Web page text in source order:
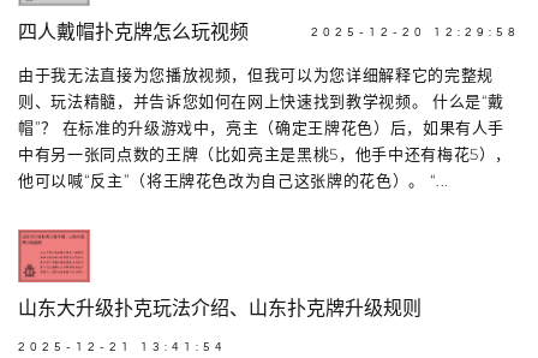
四人戴帽扑克牌怎么玩视频 2025-12-20 12:29:58
由于我无法直接为您播放视频，但我可以为您详细解释它的完整规
则、玩法精髓，并告诉您如何在网上快速找到教学视频。 什么是“戴
帽”？ 在标准的升级游戏中，亮主（确定王牌花色）后，如果有人手
中有另一张同点数的王牌（比如亮主是黑桃5，他手中还有梅花5），
他可以喊“反主”（将王牌花色改为自己这张牌的花色）。 “...
山东大升级扑克玩法介绍、山东扑克牌升级规则
2025-12-21 13:41:54